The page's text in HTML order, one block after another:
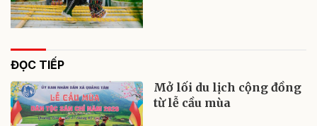
ĐỌC TIẾP
Mở lối du lịch cộng đồng
từ lễ cầu mùa